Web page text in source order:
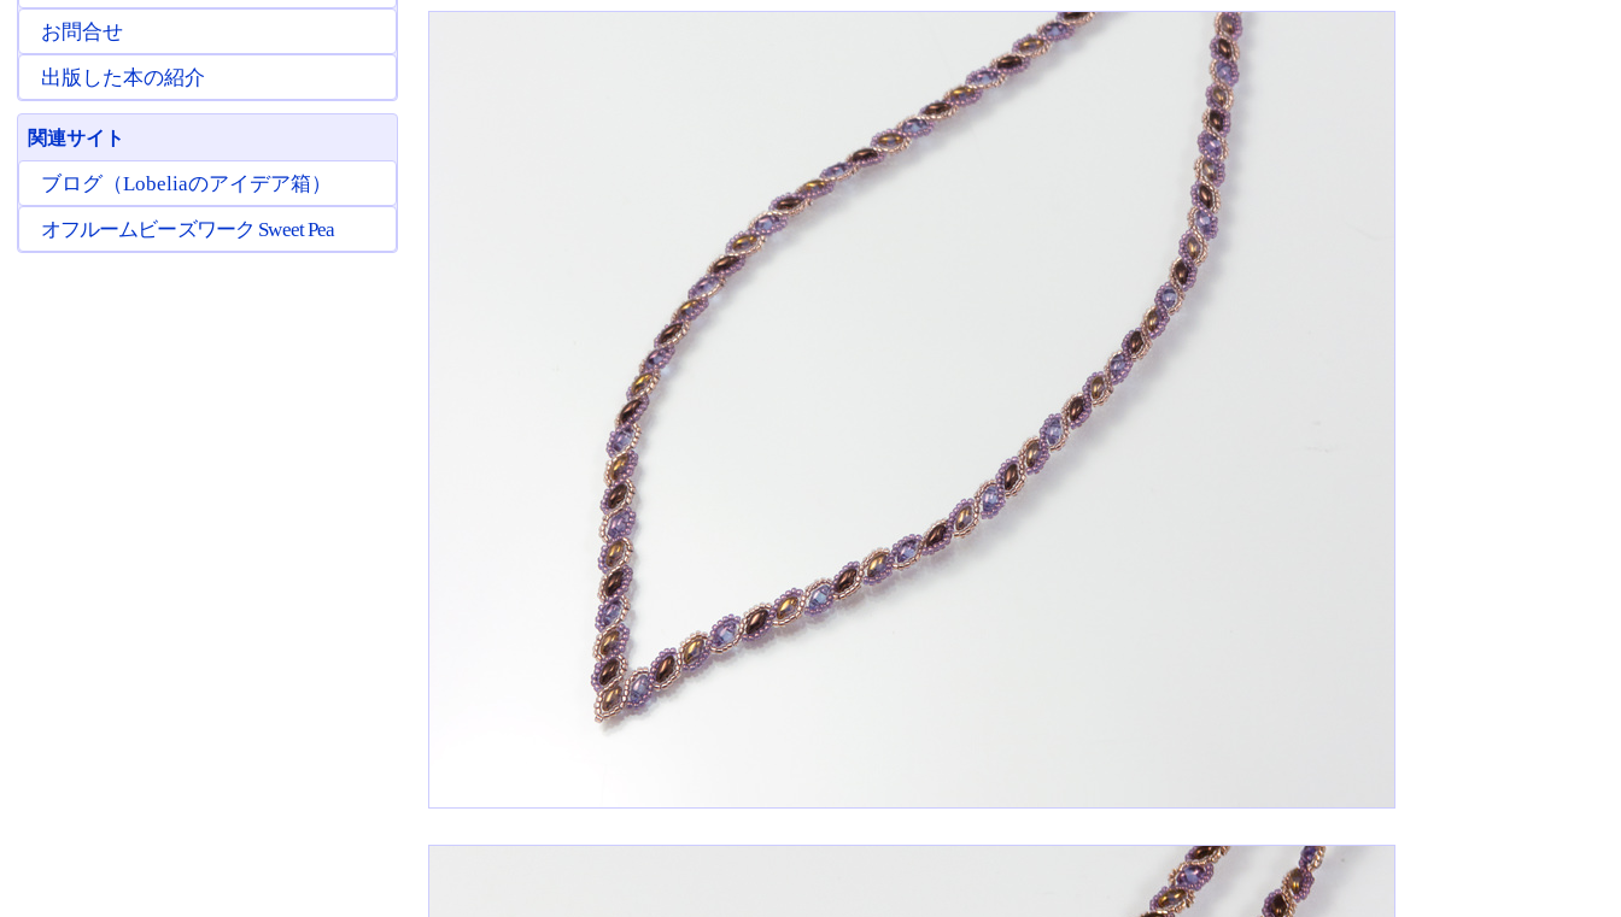
お問合せ
出版した本の紹介
関連サイト
ブログ（Lobeliaのアイデア箱）
オフルームビーズワーク Sweet Pea